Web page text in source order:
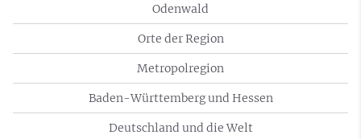
Odenwald
Orte der Region
Metropolregion
Baden-Württemberg und Hessen
Deutschland und die Welt